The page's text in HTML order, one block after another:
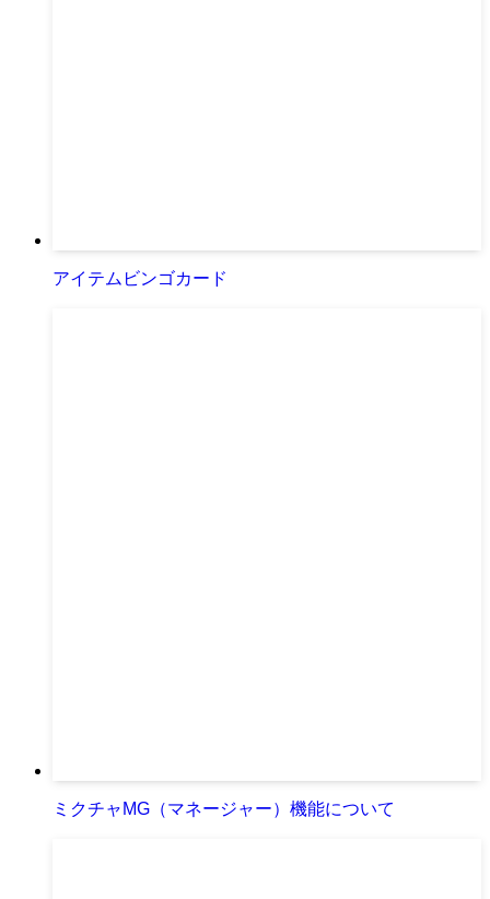
アイテムビンゴカード
ミクチャMG（マネージャー）機能について